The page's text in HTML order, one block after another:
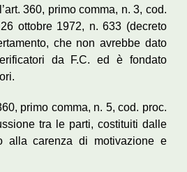
360, primo comma, n. 3, cod.
ottobre 1972, n. 633 (decreto
che non avrebbe dato
da F.C. ed è fondato
primo comma, n. 5, cod. proc.
tra le parti, costituiti dalle
alla carenza di motivazione e